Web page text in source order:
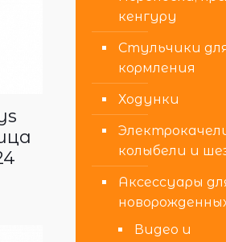
кенгуру
Стульчики
кормления
Ходунки
колыбели и
Аксессуары
Видео и